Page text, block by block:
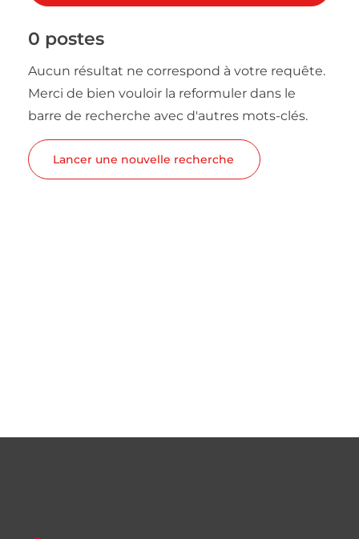
0 postes
Aucun résultat ne correspond à votre requête.
Merci de bien vouloir la reformuler dans le
barre de recherche avec d'autres mots-clés.
Lancer une nouvelle recherche